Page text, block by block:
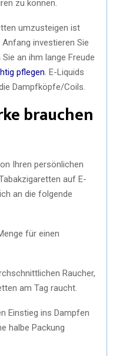
zu können.
umzusteigen ist
investieren Sie
an ihm lange Freude
pflegen . E-Liquids
Dampfköpfe/Coils.
brauchen
Ihren persönlichen
auf E-
an die folgende
für einen
Raucher,
am Tag raucht.
Einstieg ins Dampfen
halbe Packung